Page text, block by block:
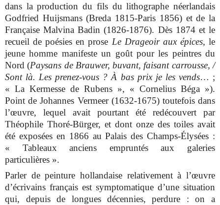
dans la production du fils du lithographe néerlandais
Godfried Huijsmans (Breda 1815-Paris 1856) et de la
Française Malvina Badin (1826-1876). Dès 1874 et le
recueil de poésies en prose Le Drageoir aux épices, le
jeune homme manifeste un goût pour les peintres du
Nord (Paysans de Brauwer, buvant, faisant carrousse, /
Sont là. Les prenez-vous ? À bas prix je les vends… ;
« La Kermesse de Rubens », « Cornelius Béga »).
Point de Johannes Vermeer (1632-1675) toutefois dans
l’œuvre, lequel avait pourtant été redécouvert par
Théophile Thoré-Bürger, et dont onze des toiles avait
été exposées en 1866 au Palais des Champs-Élysées :
« Tableaux anciens empruntés aux galeries
particulières ».
Parler de peinture hollandaise relativement à l’œuvre
d’écrivains français est symptomatique d’une situation
qui, depuis de longues décennies, perdure : on a